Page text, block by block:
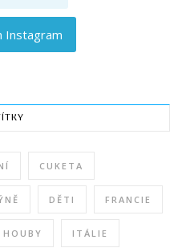
Instagram
CUKETA
DĚTI FRANCIE
HOUBY ITÁLIE